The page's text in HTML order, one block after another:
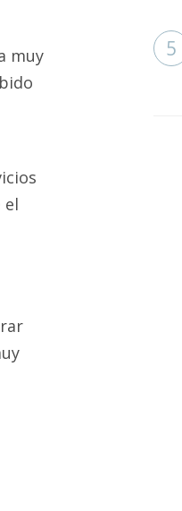
muy
el
5